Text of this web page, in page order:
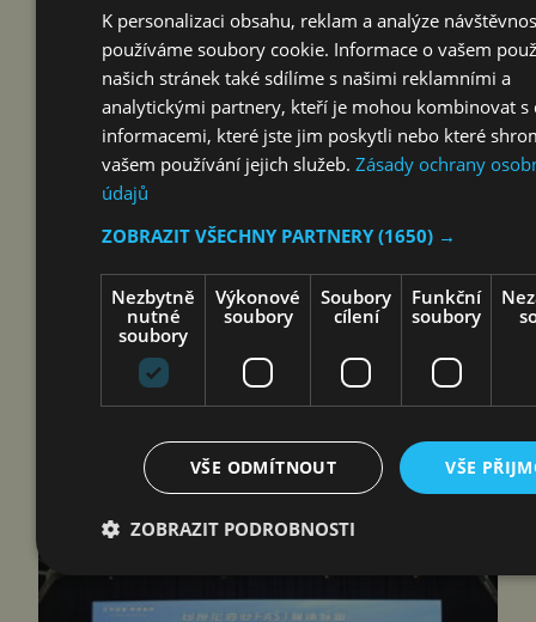
Šen-čen (Čína) 8. srpna 2026
(PROTEXT/PRNewswire) – Společnost DJI
a Isabelle, ikona oceněná na festivalu v Cannes,
spojují hlasy dvou žen napříč staletími – film byl
natočen výhradně na kameru Osmo Pocket 4P
Společnost DJI, vedoucí světový podnik v oblasti
COOLITA ZAHAJUJE PRVNÍ
INDONÉSKOU INICIATIVU FAST
MEDIA ALLIANCE VE SPOLUPRÁCI
S PŘEDNÍMI VYSÍLACÍMI…
7. 8. 2026
K personalizaci obsahu, reklam a analýze
používáme soubory cookie. Informace o vašem
našich stránek také sdílíme s našimi reklamními a
analytickými partnery, kteří je mohou kombinovat s
informacemi, které jste jim poskytli nebo které
vašem používání jejich služeb. Zásady ochrany
údajů
ZOBRAZIT VŠECHNY PARTNERY(1650) →
Nezbytně
nutné
soubory
Výkonové
soubory
Soubory
cílení
Funkční
soubory
VŠE
VŠE ODMÍTNOUT
ZOBRAZIT PODROBNOSTI